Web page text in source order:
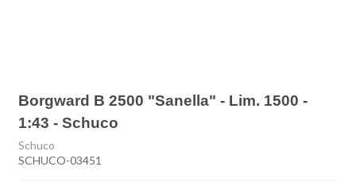
Borgward B 2500 "Sanella" - Lim. 1500 -
1:43 - Schuco
Schuco
SCHUCO-03451